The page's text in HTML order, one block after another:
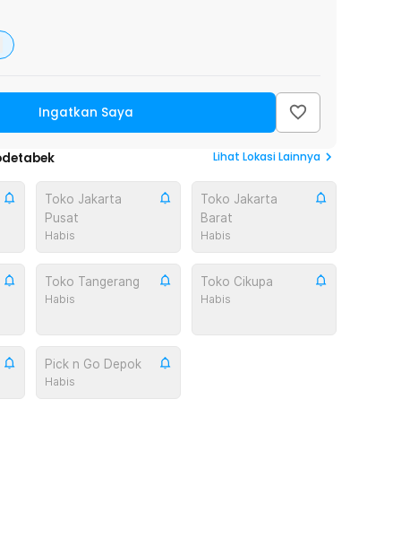
Ingatkan Saya
Lihat Lokasi Lainnya
Toko Jakarta
Pusat
Habis
Toko Jakarta
Barat
Habis
Toko Tangerang
Habis
Toko Cikupa
Habis
Pick n Go Depok
Habis